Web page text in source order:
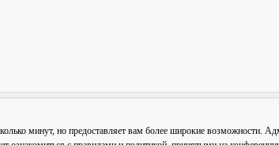
минут, но предоставляет вам более широкие возможности.